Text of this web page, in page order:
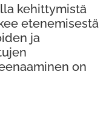
kehittymistä
etenemisestä
ja
on